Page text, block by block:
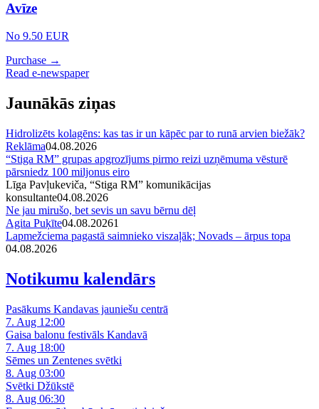
Avīze
No 9.50 EUR
Purchase →
Read e-newspaper
Jaunākās ziņas
Hidrolizēts kolagēns: kas tas ir un kāpēc par to runā arvien biežāk?
Reklāma04.08.2026
“Stiga RM” grupas apgrozījums pirmo reizi uzņēmuma vēsturē
pārsniedz 100 miljonus eiro
Līga Pavļukeviča, “Stiga RM” komunikācijas
konsultante04.08.2026
Ne jau mirušo, bet sevis un savu bērnu dēļ
Agita Puķīte04.08.20261
Lapmežciema pagastā saimnieko viszaļāk; Novads – ārpus topa
04.08.2026
Notikumu kalendārs
Pasākums Kandavas jauniešu centrā
7. Aug 12:00
Gaisa balonu festivāls Kandavā
7. Aug 18:00
Sēmes un Zentenes svētki
8. Aug 03:00
Svētki Džūkstē
8. Aug 06:30